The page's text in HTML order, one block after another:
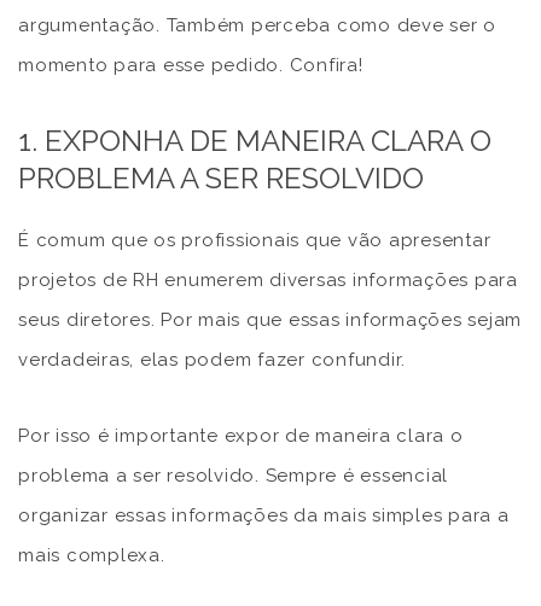
argumentação. Também perceba como deve ser o
momento para esse pedido. Confira!
1. EXPONHA DE MANEIRA CLARA O
PROBLEMA A SER RESOLVIDO
É comum que os profissionais que vão apresentar
projetos de RH enumerem diversas informações para
seus diretores. Por mais que essas informações sejam
verdadeiras, elas podem fazer confundir.
Por isso é importante expor de maneira clara o
problema a ser resolvido. Sempre é essencial
organizar essas informações da mais simples para a
mais complexa.